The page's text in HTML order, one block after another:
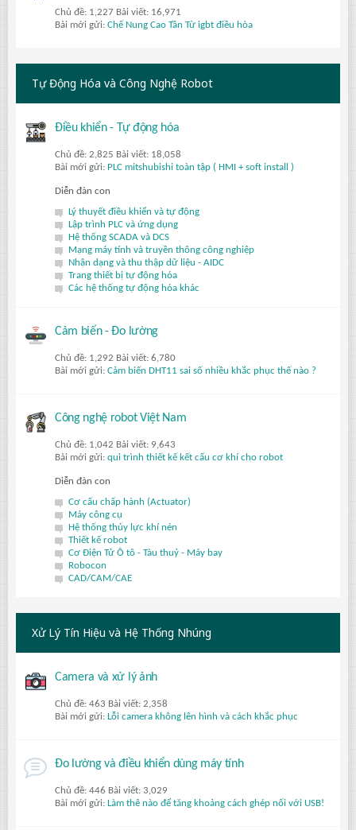
Chủ đề: 1,227 Bài viết: 16,971
Bài mới gửi: Chế Nung Cao Tần Từ igbt điều hòa
Tự Động Hóa và Công Nghệ Robot
Điều khiển - Tự động hóa
Chủ đề: 2,825 Bài viết: 18,058
Bài mới gửi: PLC mitshubishi toàn tập ( HMI + soft install )
Diễn đàn con
Lý thuyết điều khiển và tự động
Lập trình PLC và ứng dụng
Hệ thống SCADA và DCS
Mạng máy tính và truyền thông công nghiệp
Nhận dạng và thu thập dữ liệu - AIDC
Trang thiết bị tự động hóa
Các hệ thống tự động hóa khác
Cảm biến - Đo lường
Chủ đề: 1,292 Bài viết: 6,780
Bài mới gửi: Cảm biến DHT11 sai số nhiều khắc phục thế nào ?
Công nghệ robot Việt Nam
Chủ đề: 1,042 Bài viết: 9,643
Bài mới gửi: qui trình thiết kế kết cấu cơ khí cho robot
Diễn đàn con
Cơ cấu chấp hành (Actuator)
Máy công cụ
Hệ thống thủy lực khí nén
Thiết kế robot
Cơ Điện Tử Ô tô - Tàu thuỷ - Máy bay
Robocon
CAD/CAM/CAE
Xử Lý Tín Hiệu và Hệ Thống Nhúng
Camera và xử lý ảnh
Chủ đề: 463 Bài viết: 2,358
Bài mới gửi: Lỗi camera không lên hình và cách khắc phục
Đo lường và điều khiển dùng máy tính
Chủ đề: 446 Bài viết: 3,029
Bài mới gửi: Làm thê nào để tăng khoảng cách ghép nối với USB!